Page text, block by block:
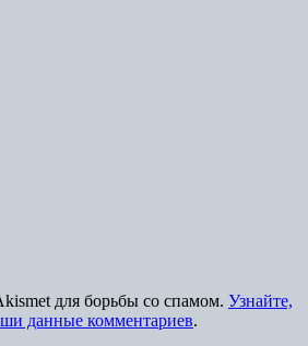
для борьбы со спамом. Узнайте,
данные комментариев.